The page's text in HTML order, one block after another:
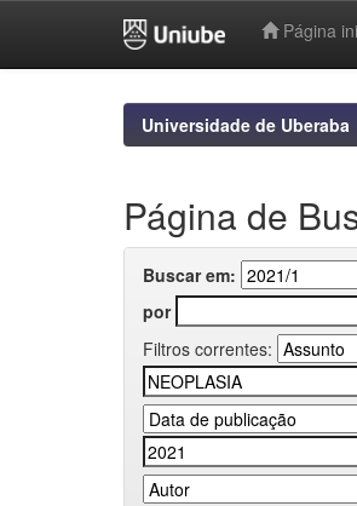
Página
Universidade de Uberaba
Página de
Buscar em:
por
Filtros correntes: